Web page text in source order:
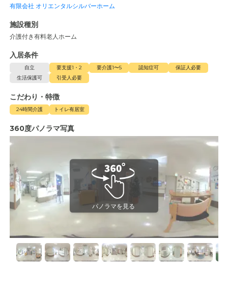
有限会社 オリエンタルシルバーホーム
施設種別
介護付き有料老人ホーム
入居条件
自立 要支援1・2 要介護1〜5 認知症可
保証人必要
生活保護可
引受人必要
こだわり・特徴
24時間介護 トイレ有居室
360度パノラマ写真